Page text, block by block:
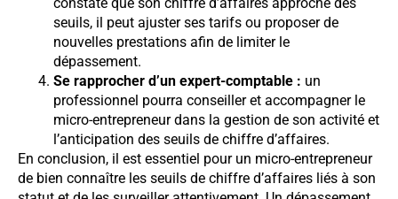
seuils, il peut ajuster ses tarifs ou proposer de
nouvelles prestations afin de limiter le
dépassement.
Se rapprocher d’un expert-comptable : un
professionnel pourra conseiller et accompagner le
micro-entrepreneur dans la gestion de son activité et
l’anticipation des seuils de chiffre d’affaires.
En conclusion, il est essentiel pour un micro-entrepreneur
de bien connaître les seuils de chiffre d’affaires liés à son